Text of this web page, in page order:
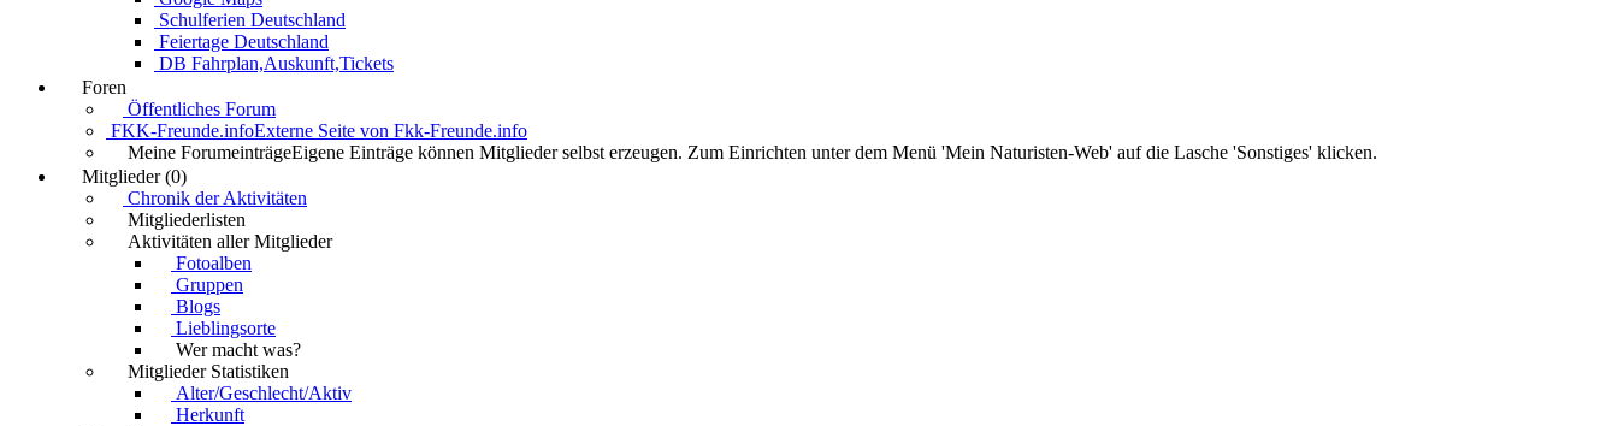
Schulferien Deutschland
Feiertage Deutschland
DB Fahrplan,Auskunft,Tickets
Foren
Öffentliches Forum
FKK-Freunde.infoExterne Seite von Fkk-Freunde.info
Meine ForumeinträgeEigene Einträge können Mitglieder selbst erzeugen. Zum Einrichten unter dem Menü 'Mein Naturisten-Web' auf die Lasche 'Sonstiges' klicken.
Mitglieder (0)
Chronik der Aktivitäten
Mitgliederlisten
Aktivitäten aller Mitglieder
Fotoalben
Gruppen
Blogs
Lieblingsorte
Wer macht was?
Mitglieder Statistiken
Alter/Geschlecht/Aktiv
Herkunft